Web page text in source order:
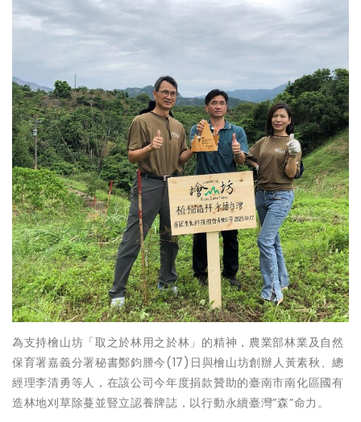
為支持檜山坊「取之於林用之於林」的精神，農業部林業及自然
保育署嘉義分署秘書鄭鈞謄今(17)日與檜山坊創辦人黃素秋、總
經理李清勇等人，在該公司今年度捐款贊助的臺南市南化區國有
造林地刈草除蔓並豎立認養牌誌，以行動永續臺灣”森”命力。